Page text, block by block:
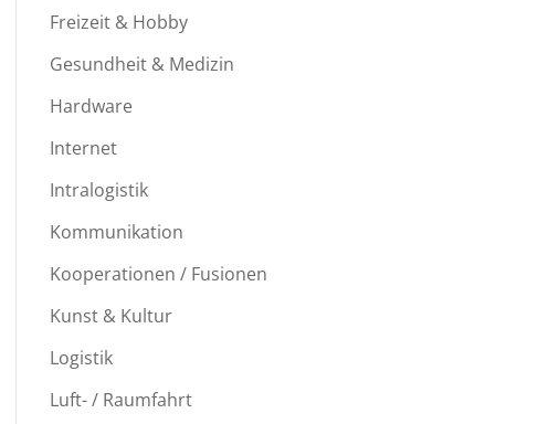
Freizeit & Hobby
Gesundheit & Medizin
Hardware
Internet
Intralogistik
Kommunikation
Kooperationen / Fusionen
Kunst & Kultur
Logistik
Luft- / Raumfahrt